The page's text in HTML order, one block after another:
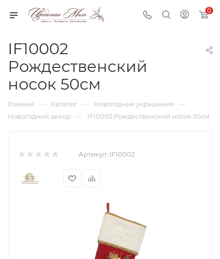
0
IF10002
Рождественский
носок 50см
Главная — Каталог — Новогодние украшения —
Новогодний декор — IF10002 Рождественский носок 50см
Артикул: IF10002